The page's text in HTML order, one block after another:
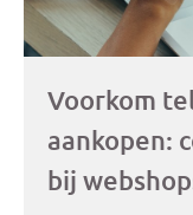
Voorkom
aankopen:
bij